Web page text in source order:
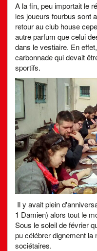
A la fin, peu importait le
les joueurs fourbus sont
retour au club house
autre parfum que celui
dans le vestiaire. En
carbonnade qui devait
sportifs.
Il y avait plein
1 Damien) alors tout le
Sous le soleil de février
pu célébrer dignement la
sociétaires.